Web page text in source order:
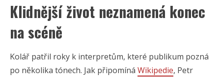
Klidnější život neznamená konec
na scéně
Kolář patřil roky k interpretům, které publikum pozná
po několika tónech. Jak připomíná Wikipedie, Petr